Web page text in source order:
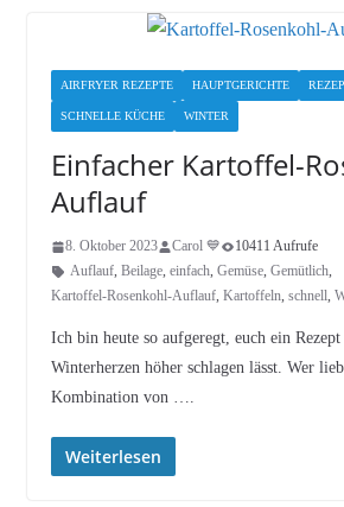
AIRFRYER REZEPTE HAUPTGERICHTE
SCHNELLE KÜCHE WINTER
Einfacher Kartoffel-
Auflauf
8. Oktober 2023 Carol 💙
10411 Aufrufe
Auflauf, Beilage, einfach, Gemüse, Gemütlich,
Kartoffel-Rosenkohl-Auflauf, Kartoffeln, schnell,
Ich bin heute so aufgeregt, euch ein
Winterherzen höher schlagen lässt. Wer
Kombination von ….
Weiterlesen